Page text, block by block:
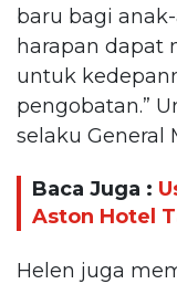
baru bagi
harapan dapat
untuk
pengobatan.”
selaku General
Baca Juga :
Aston Hotel
Helen juga